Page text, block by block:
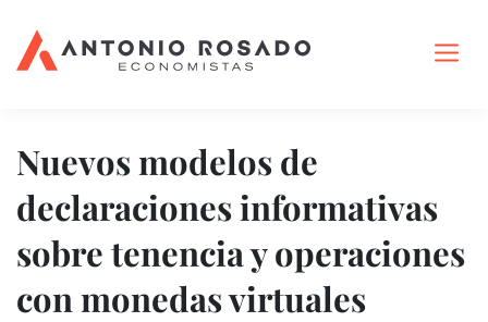
Nuevos modelos de
declaraciones informativas
sobre tenencia y operaciones
con monedas virtuales